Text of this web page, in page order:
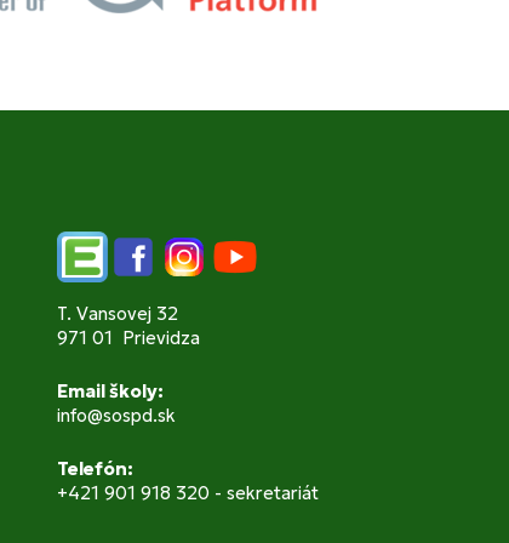
EdupageFacebookInstagramYouTube
T. Vansovej 32
971 01 Prievidza
Email školy:
info@sospd.sk
Telefón:
+421 901 918 320 - sekretariát